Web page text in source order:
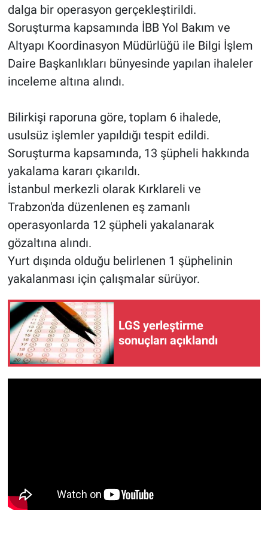
dalga bir operasyon gerçekleştirildi.
Soruşturma kapsamında İBB Yol Bakım ve
Altyapı Koordinasyon Müdürlüğü ile Bilgi İşlem
Daire Başkanlıkları bünyesinde yapılan ihaleler
inceleme altına alındı.
Bilirkişi raporuna göre, toplam 6 ihalede,
usulsüz işlemler yapıldığı tespit edildi.
Soruşturma kapsamında, 13 şüpheli hakkında
yakalama kararı çıkarıldı.
İstanbul merkezli olarak Kırklareli ve
Trabzon'da düzenlenen eş zamanlı
operasyonlarda 12 şüpheli yakalanarak
gözaltına alındı.
Yurt dışında olduğu belirlenen 1 şüphelinin
yakalanması için çalışmalar sürüyor.
LGS yerleştirme
sonuçları açıklandı